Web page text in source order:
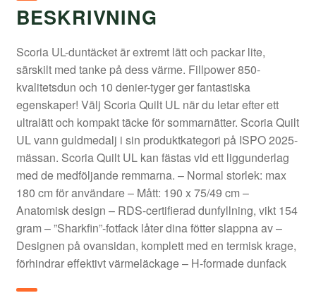
BESKRIVNING
Scoria UL-duntäcket är extremt lätt och packar lite,
särskilt med tanke på dess värme. Fillpower 850-
kvalitetsdun och 10 denier-tyger ger fantastiska
egenskaper! Välj Scoria Quilt UL när du letar efter ett
ultralätt och kompakt täcke för sommarnätter. Scoria Quilt
UL vann guldmedalj i sin produktkategori på ISPO 2025-
mässan. Scoria Quilt UL kan fästas vid ett liggunderlag
med de medföljande remmarna. – Normal storlek: max
180 cm för användare – Mått: 190 x 75/49 cm –
Anatomisk design – RDS-certifierad dunfyllning, vikt 154
gram – ”Sharkfin”-fotfack låter dina fötter slappna av –
Designen på ovansidan, komplett med en termisk krage,
förhindrar effektivt värmeläckage – H-formade dunfack